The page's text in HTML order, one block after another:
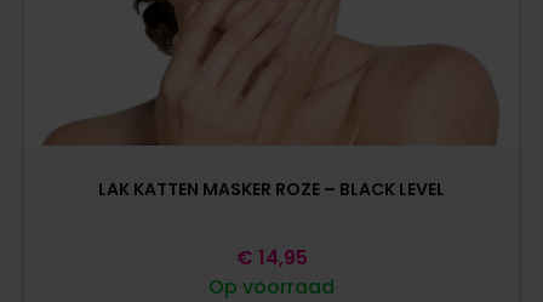
LAK KATTEN MASKER ROZE – BLACK LEVEL
Op voorraad
€ 14,95